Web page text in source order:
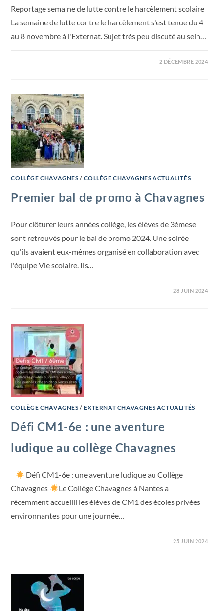
Reportage semaine de lutte contre le harcèlement scolaire
La semaine de lutte contre le harcèlement s'est tenue du 4
au 8 novembre à l'Externat. Sujet très peu discuté au sein…
2 DÉCEMBRE 2024
COLLÈGE CHAVAGNES /COLLÈGE CHAVAGNES ACTUALITÉS
Premier bal de promo à Chavagnes
Pour clôturer leurs années collège, les élèves de 3èmese
sont retrouvés pour le bal de promo 2024. Une soirée
qu'ils avaient eux-mêmes organisé en collaboration avec
l'équipe Vie scolaire. Ils…
28 JUIN 2024
COLLÈGE CHAVAGNES /EXTERNAT CHAVAGNES ACTUALITÉS
Défi CM1-6e : une aventure
ludique au collège Chavagnes
Défi CM1-6e : une aventure ludique au Collège
Chavagnes
Le Collège Chavagnes à Nantes a
récemment accueilli les élèves de CM1 des écoles privées
environnantes pour une journée…
25 JUIN 2024